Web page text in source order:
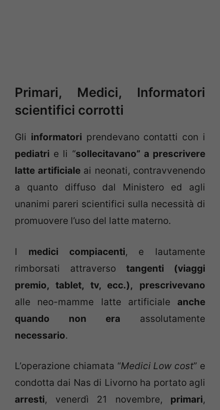
Primari, Medici, Informatori
scientifici corrotti
Gli informatori prendevano contatti con i
pediatri e li “sollecitavano” a prescrivere
latte artificialeai neonati, contravvenendo
a quanto diffuso dal Ministero ed agli
unanimi pareri scientifici sulla necessità di
promuovere l’uso del latte materno.
I medici compiacenti, e lautamente
rimborsati attraverso tangenti (viaggi
premio, tablet, tv, ecc.), prescrivevano
alle neo-mamme latte artificiale anche
quando non era assolutamente
necessario.
L’operazione chiamata “Medici Low cost” e
condotta dai Nas di Livorno ha portato agli
arresti, venerdì 21 novembre, primari,